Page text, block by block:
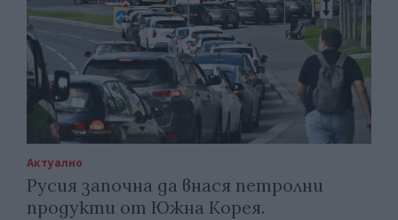
Актуално
Русия започна да внася петролни
продукти от Южна Корея.